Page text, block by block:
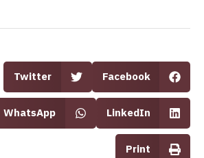
Facebook
Twitter
LinkedIn
WhatsApp
Print